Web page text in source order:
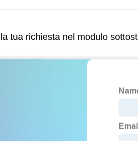
tua richiesta nel modulo